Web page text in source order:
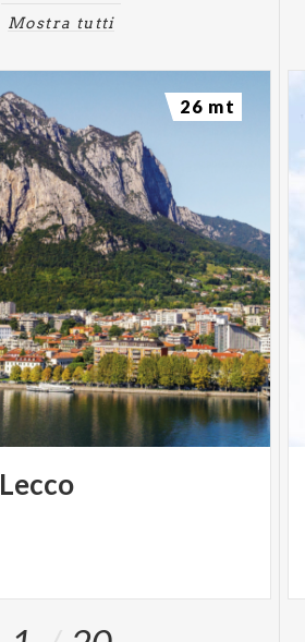
Mostra tutti
Lecco
26 mt